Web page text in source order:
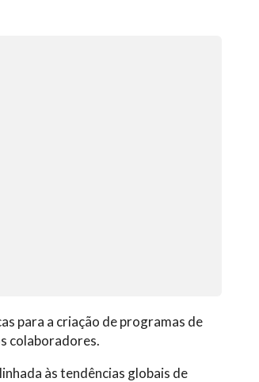
para a criação de programas de
colaboradores.
às tendências globais de